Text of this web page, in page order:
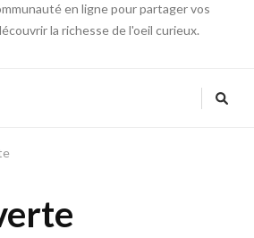
en ligne pour partager vos
la richesse de l'oeil curieux.